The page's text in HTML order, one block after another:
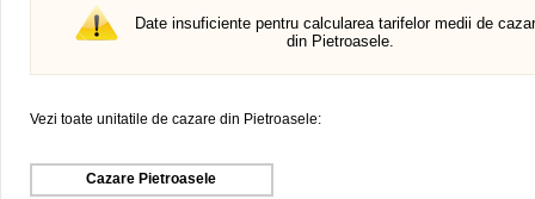
Date insuficiente pentru calcularea tarifelor medii de
din Pietroasele.
Vezi toate unitatile de cazare din Pietroasele:
Cazare Pietroasele